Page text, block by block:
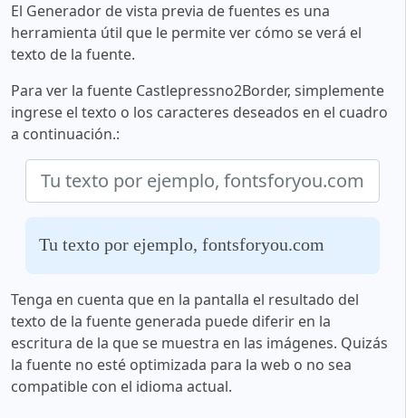
El Generador de vista previa de fuentes es una
herramienta útil que le permite ver cómo se verá el
texto de la fuente.
Para ver la fuente Castlepressno2Border, simplemente
ingrese el texto o los caracteres deseados en el cuadro
a continuación.:
Tu texto por ejemplo, fontsforyou.com
Tenga en cuenta que en la pantalla el resultado del
texto de la fuente generada puede diferir en la
escritura de la que se muestra en las imágenes. Quizás
la fuente no esté optimizada para la web o no sea
compatible con el idioma actual.